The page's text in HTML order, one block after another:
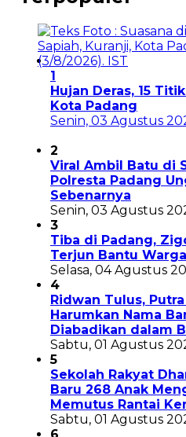
1
Hujan Deras, 15
Kota Padang
Senin, 03 Agustus
2
Viral Ambil Batu di
Polresta Padang
Sebenarnya
Senin, 03 Agustus
3
Tiba di Padang,
Terjun Bantu
Selasa, 04 Agustus
4
Ridwan Tulus,
Harumkan Nama
Diabadikan dalam
Sabtu, 01 Agustus
5
Sekolah Rakyat
Baru 268 Anak
Memutus Rantai
Sabtu, 01 Agustus
6